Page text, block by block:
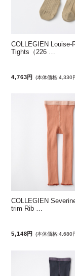
COLLEGIEN Louise-
Tights（226 …
4,763円 (本体価格:4,330
COLLEGIEN
trim Rib …
5,148円 (本体価格:4,680